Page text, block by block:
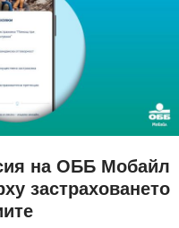
на ОББ Мобайл
застраховането